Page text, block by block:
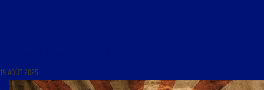
19 AOÛT 2025